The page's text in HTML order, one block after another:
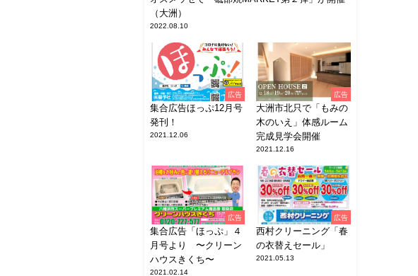
（大洲）
2022.08.10
広告
集合広告ほっぷ12月号
発刊！
2021.12.06
広告
大洲市北只で「もみの
木のいえ」体感ルーム
完成見学会開催
2021.12.16
広告
集合広告「ほっぷ」４
月号より 〜クリーン
ハウスきくち〜
2021.02.14
広告
西村クリーニング「春
の衣替えセール」
2021.05.13